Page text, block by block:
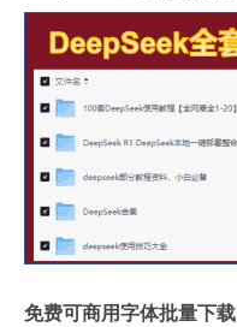
免费可商用字体批量下载